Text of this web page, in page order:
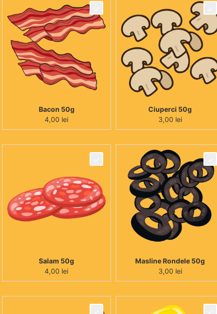
Bacon 50g
4,00 lei
Ciuperci 50g
3,00 lei
Salam 50g
4,00 lei
Masline Rondele 50g
3,00 lei